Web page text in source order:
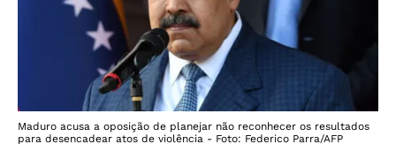
Maduro acusa a oposição de planejar não reconhecer os resultados
para desencadear atos de violência - Foto: Federico Parra/AFP